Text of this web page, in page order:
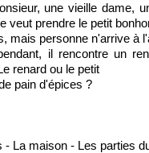
une vieille dame,
veut prendre le petit
mais personne n'arrive à
il rencontre un
renard ou le petit
pain d'épices ?
- La maison - Les parties